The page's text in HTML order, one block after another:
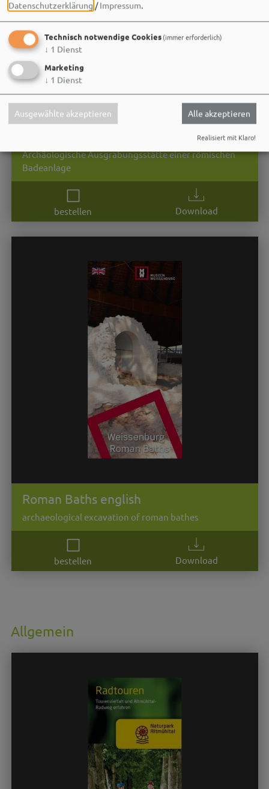
Römische Thermen Weißenburg
Archäologische Ausgrabungsstätte einer römischen
Badeanlage
bestellen Download
Roman Baths english
archaeological excavation of roman bathes
bestellen Download
Allgemein
Datenschutzerklärung /Impressum.
Technisch notwendige Cookies(immer erforderlich)
↓ 1 Dienst
Marketing
↓ 1 Dienst
Ausgewählte akzeptieren Alle akzeptieren
Realisiert mit Klaro!